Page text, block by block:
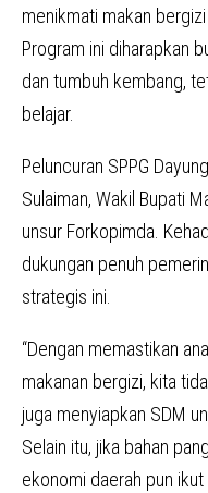
menikmati makan
Program ini diharapkan
dan tumbuh kembang,
belajar.
Peluncuran SPPG
Sulaiman, Wakil Bupati
unsur Forkopimda.
dukungan penuh
strategis ini.
“Dengan memastikan
makanan bergizi, kita
juga menyiapkan SDM
Selain itu, jika bahan
ekonomi daerah pun ikut